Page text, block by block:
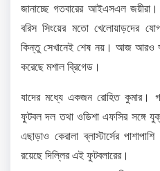
জানাচ্ছে গতবারের আইএসএল জয়ীরা।
বরিস সিংয়ের মতো খেলোয়াড়দের
কিন্তু সেখানেই শেষ নয়। আজ আরও
করেছে মশাল ব্রিগেড।
যাদের মধ্যে একজন রোহিত কুমার।
ফুটবল দল তথা ওডিশা এফসির সঙ্গে
এছাড়াও কেরালা ব্লাস্টার্সের
রয়েছে দিল্লির এই ফুটবলারের।